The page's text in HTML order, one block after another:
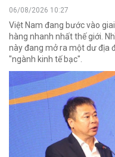
06/08/2026 10:27
Việt Nam đang bước vào
hàng nhanh nhất thế giới.
này đang mở ra một dư địa
"ngành kinh tế bạc".